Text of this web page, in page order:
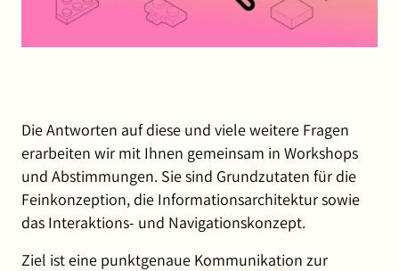
Die Antworten auf diese und viele weitere Fragen
erarbeiten wir mit Ihnen gemeinsam in Workshops
und Abstimmungen. Sie sind Grundzutaten für die
Feinkonzeption, die Informationsarchitektur sowie
das Interaktions- und Navigationskonzept.
Ziel ist eine punktgenaue Kommunikation zur